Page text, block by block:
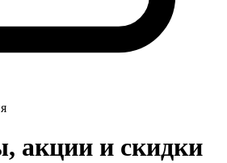
акции и скидки